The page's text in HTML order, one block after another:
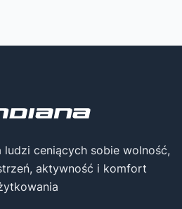
ceniących sobie wolność,
aktywność i komfort